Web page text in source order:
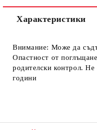
Характеристики
Внимание: Може да
Опастност от
родителски контрол.
години